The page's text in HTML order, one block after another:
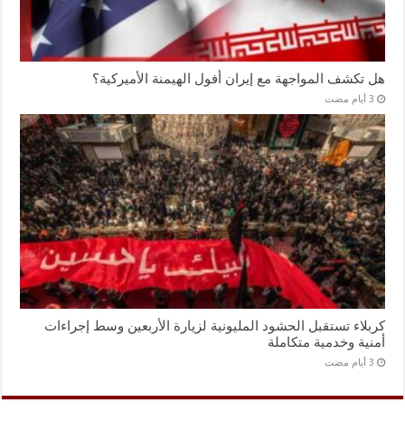
هل تكشف المواجهة مع إيران أفول الهيمنة الأميركية؟
كربلاء تستقبل الحشود المليونية لزيارة الأربعين وسط إجراءات
أمنية وخدمية متكاملة